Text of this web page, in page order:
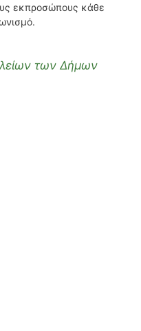
εκπροσώπους κάθε
των Δήμων